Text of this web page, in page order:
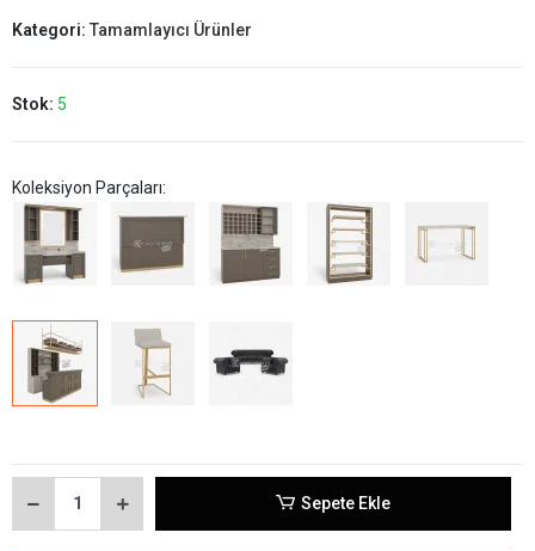
Kategori: Tamamlayıcı Ürünler
Stok: 5
Koleksiyon Parçaları:
Sepete Ekle